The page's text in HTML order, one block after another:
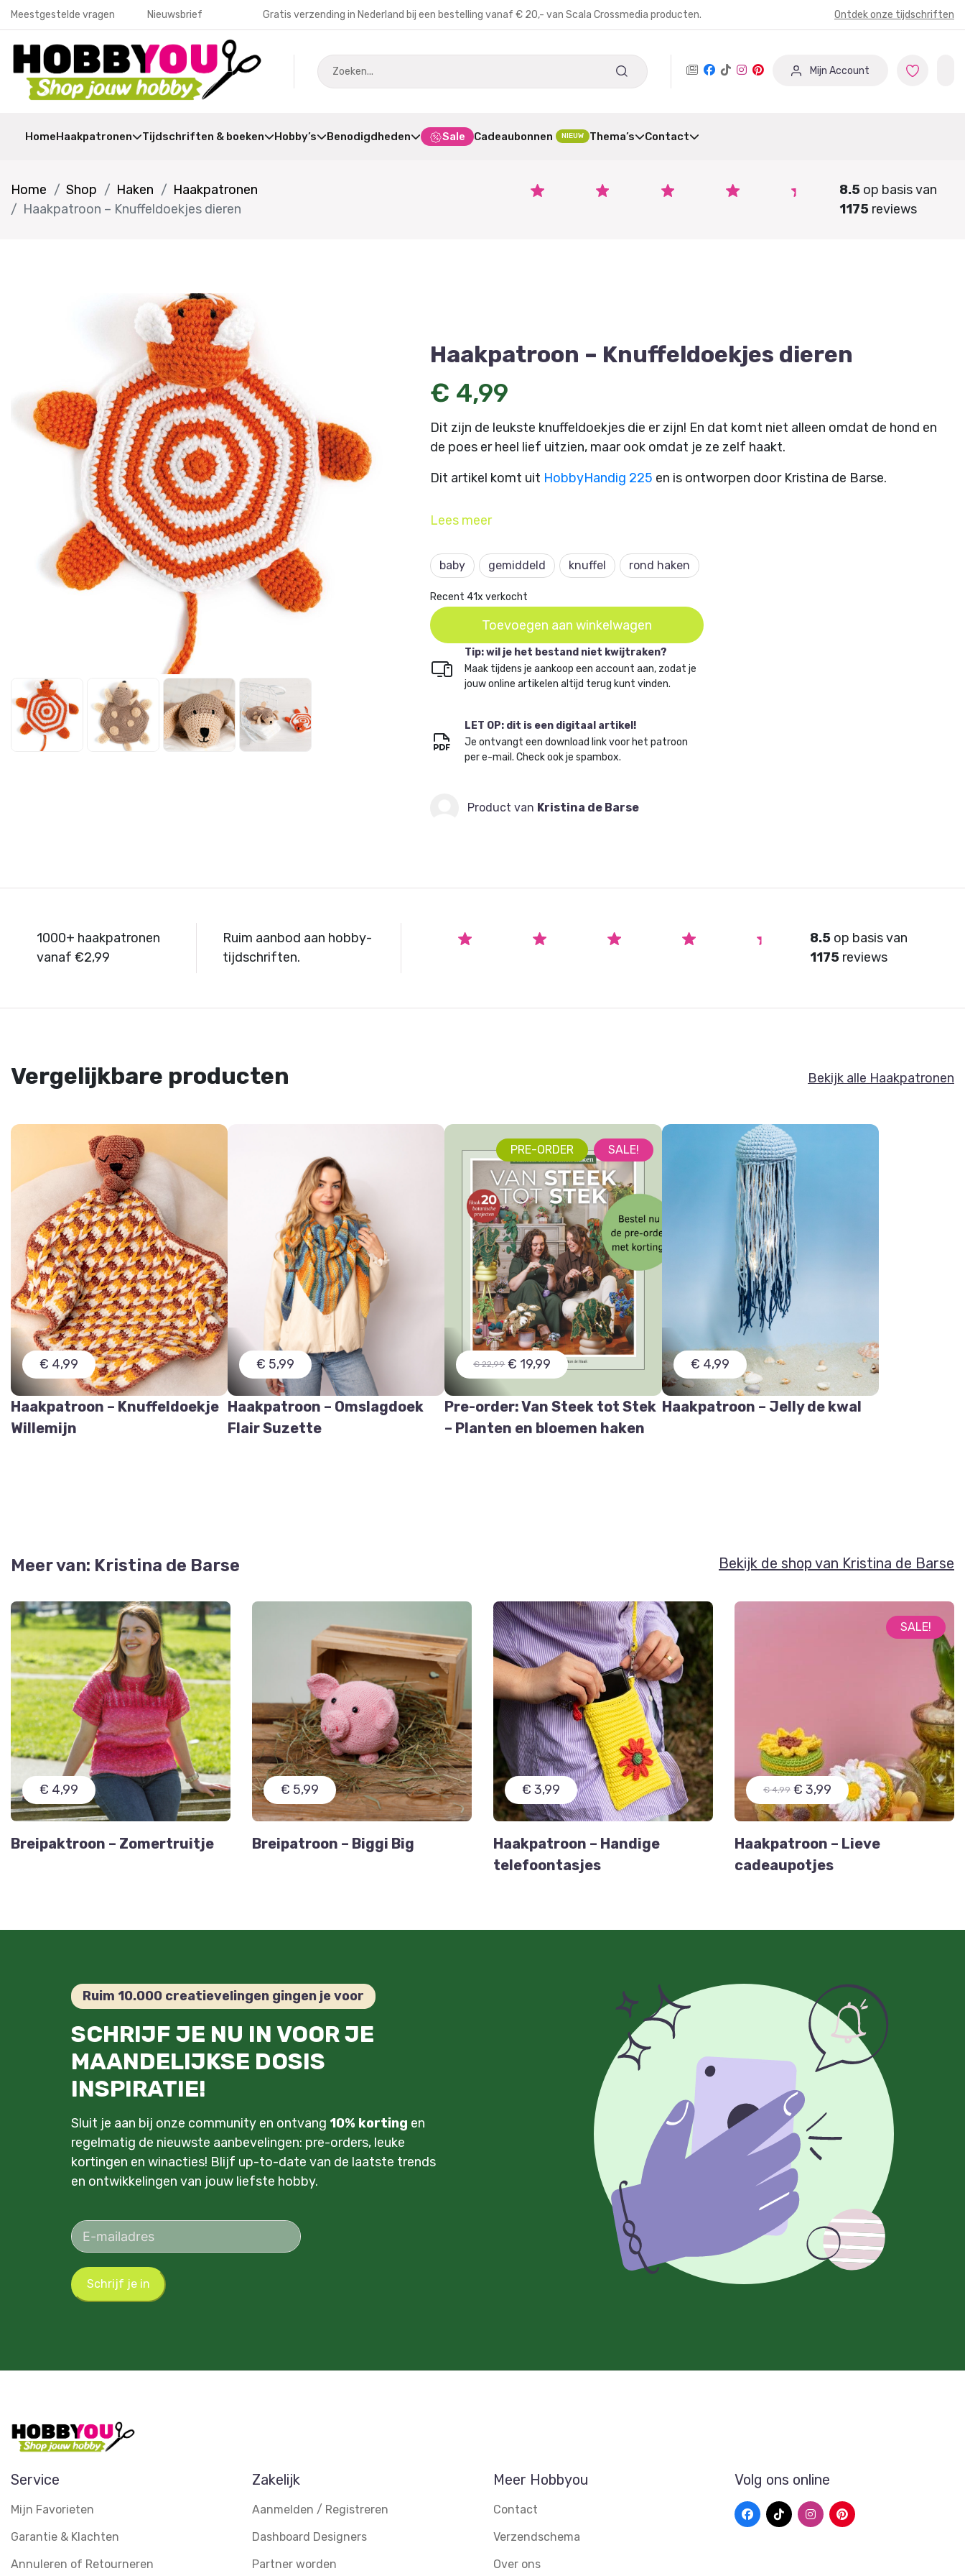
Meestgestelde vragen Nieuwsbrief Gratis verzending in Nederland bij een bestelling vanaf € 20,- van Scala Crossmedia producten. Ontdek onze tijdschriften
Mijn Account
HomeHaakpatronen Tijdschriften & boeken Hobby’s Benodigdheden Sale Cadeaubonnen NIEUW Thema’s Contact
Home Shop Haken
Haakpatronen
Haakpatroon – Knuffeldoekjes dieren
8.5op basis van
1175reviews
Haakpatroon – Knuffeldoekjes dieren
€ 4,99
Dit zijn de leukste knuffeldoekjes die er zijn! En dat komt niet alleen omdat de hond en
de poes er heel lief uitzien, maar ook omdat je ze zelf haakt.
Dit artikel komt uit HobbyHandig 225 en is ontworpen door Kristina de Barse.
Lees meer
baby gemiddeld knuffel rond haken
Recent 41x verkocht
Toevoegen aan winkelwagen
Tip: wil je het bestand niet kwijtraken?
Maak tijdens je aankoop een account aan, zodat je
jouw online artikelen altijd terug kunt vinden.
LET OP: dit is een digitaal artikel!
Je ontvangt een download link voor het patroon
per e-mail. Check ook je spambox.
Product van Kristina de Barse
1000+ haakpatronen
vanaf €2,99
Ruim aanbod aan hobby-
tijdschriften.
8.5op basis van
1175reviews
Vergelijkbare producten Bekijk alle Haakpatronen
€ 4,99
Haakpatroon – Knuffeldoekje
Willemijn
€ 5,99
Haakpatroon – Omslagdoek
Flair Suzette
PRE-ORDER SALE!
€ 22,99 € 19,99
Pre-order: Van Steek tot Stek
– Planten en bloemen haken
€ 4,99
Haakpatroon – Jelly de kwal
Meer van: Kristina de Barse Bekijk de shop van Kristina de Barse
€ 4,99
Breipaktroon – Zomertruitje
€ 5,99
Breipatroon – Biggi Big
€ 3,99
Haakpatroon – Handige
telefoontasjes
SALE!
€ 4,99 € 3,99
Haakpatroon – Lieve
cadeaupotjes
Ruim 10.000 creatievelingen gingen je voor
SCHRIJF JE NU IN VOOR JE
MAANDELIJKSE DOSIS
INSPIRATIE!
Sluit je aan bij onze community en ontvang 10% korting en
regelmatig de nieuwste aanbevelingen: pre-orders, leuke
kortingen en winacties! Blijf up-to-date van de laatste trends
en ontwikkelingen van jouw liefste hobby.
Schrijf je in
Service
Mijn Favorieten
Garantie & Klachten
Annuleren of Retourneren
Zakelijk
Aanmelden / Registreren
Dashboard Designers
Partner worden
Meer Hobbyou
Contact
Verzendschema
Over ons
Volg ons online